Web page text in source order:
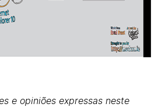
e opiniões expressas neste